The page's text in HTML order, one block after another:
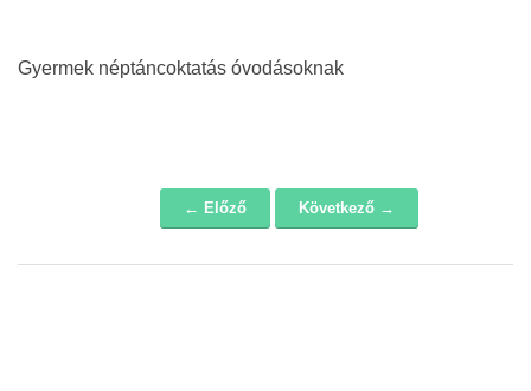
Gyermek néptáncoktatás óvodásoknak
← Előző Következő →